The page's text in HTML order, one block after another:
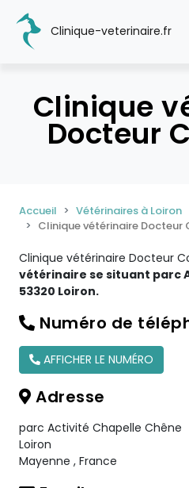
Clinique-veterinaire.fr
Clinique
Docteur
Accueil
Vétérinaires à Loiron
Clinique vétérinaire Docteur
Clinique vétérinaire Docteur
vétérinaire se situant parc
53320 Loiron.
Numéro de
AFFICHER LE NUMÉRO
Adresse
parc Activité Chapelle Chêne
Loiron
Mayenne , France